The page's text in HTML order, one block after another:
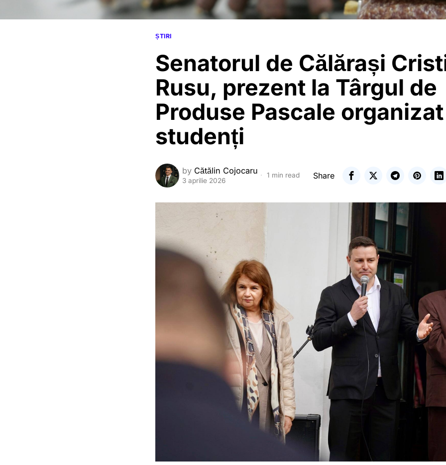
ȘTIRI
Senatorul de Călărași
Rusu, prezent la Târgul de
Produse Pascale
studenți
by Cătălin Cojocaru
3 aprilie 2026
1 min read Share